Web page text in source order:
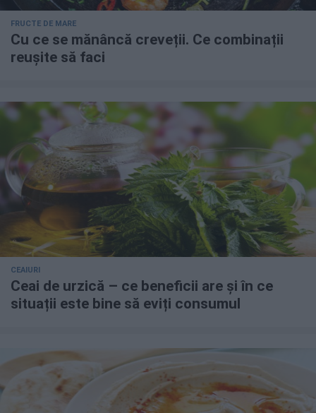
FRUCTE DE MARE
Cu ce se mănâncă creveții. Ce combinații
reușite să faci
CEAIURI
Ceai de urzică – ce beneficii are și în ce
situații este bine să eviți consumul